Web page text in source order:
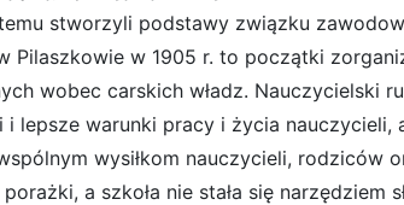
stworzyli podstawy związku
Pilaszkowie w 1905 r. to początki
wobec carskich władz. Nauczycielski
i lepsze warunki pracy i życia
wysiłkom nauczycieli, rodziców
a szkoła nie stała się narzędziem